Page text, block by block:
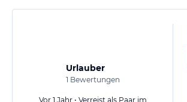
Urlauber
1 Bewertungen
Vor 1 Jahr • Verreist als Paar im